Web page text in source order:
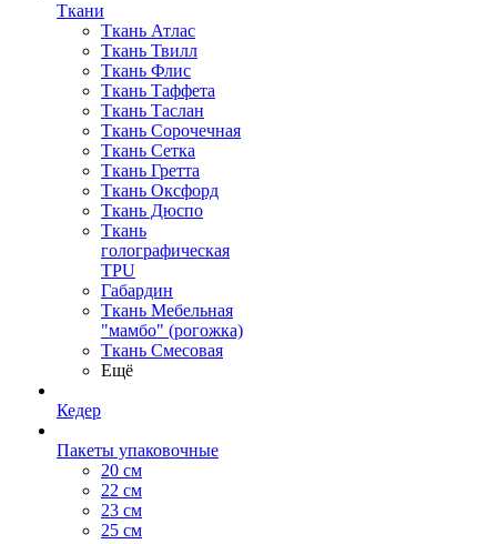
Ткани
Ткань Атлас
Ткань Твилл
Ткань Флис
Ткань Таффета
Ткань Таслан
Ткань Сорочечная
Ткань Сетка
Ткань Гретта
Ткань Оксфорд
Ткань Дюспо
Ткань
голографическая
TPU
Габардин
Ткань Мебельная
"мамбо" (рогожка)
Ткань Смесовая
Ещё
Кедер
Пакеты упаковочные
20 см
22 см
23 см
25 см